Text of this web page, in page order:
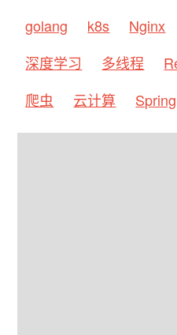
golang
k8s Nginx
深度学习
多线程
爬虫
云计算